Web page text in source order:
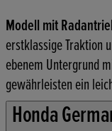
Modell mit
erstklassige Traktion
ebenem Untergrund
gewährleisten ein
Honda